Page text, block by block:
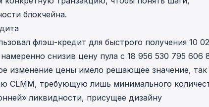
блокчейна.
флэш-кредит для быстрого получения 10
снизив цену пула с 18 956 530 795 606
изменение цены имело решающее значение, так
CLMM, требующую лишь минимального
ликвидности, присущее дизайну